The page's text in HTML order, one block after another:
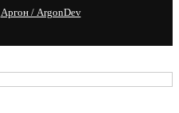
Аргон / ArgonDev